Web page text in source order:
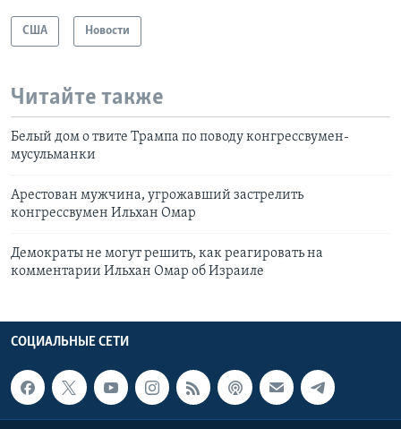
США Новости
Читайте также
Белый дом о твите Трампа по поводу конгрессвумен-
мусульманки
Арестован мужчина, угрожавший застрелить
конгрессвумен Ильхан Омар
Демократы не могут решить, как реагировать на
комментарии Ильхан Омар об Израиле
СОЦИАЛЬНЫЕ СЕТИ